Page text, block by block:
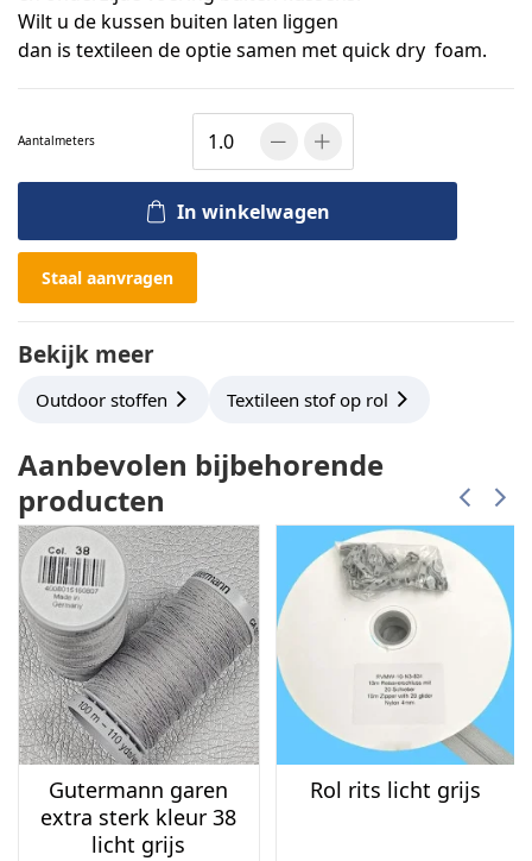
Wilt u de kussen buiten laten liggen
dan is textileen de optie samen met quick dry foam.
Aantalmeters
In winkelwagen
Staal aanvragen
Bekijk meer
Outdoor stoffen Textileen stof op rol
Aanbevolen bijbehorende
producten
Gutermann garen
extra sterk kleur 38
licht grijs
Rol rits licht grijs